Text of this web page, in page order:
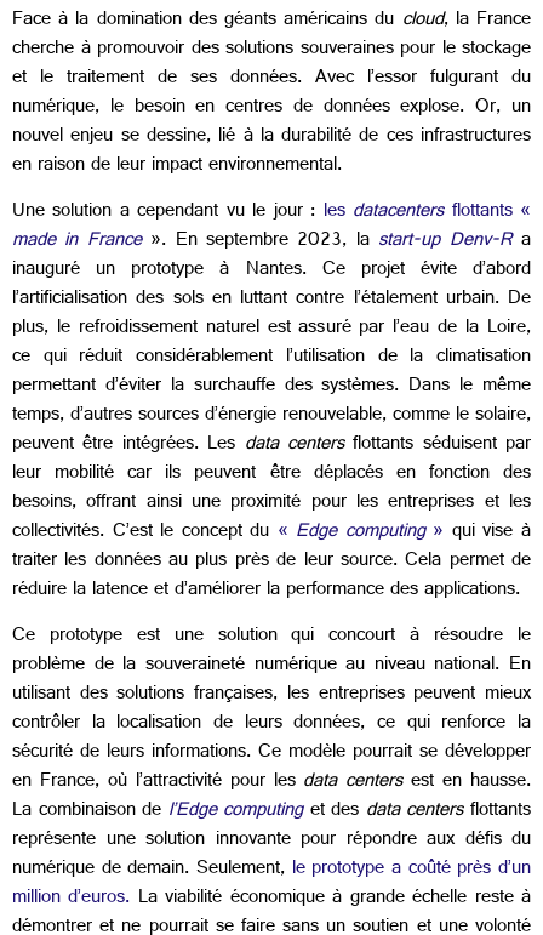
Face à la domination des géants américains du cloud, la France
cherche à promouvoir des solutions souveraines pour le stockage
et le traitement de ses données. Avec l’essor fulgurant du
numérique, le besoin en centres de données explose. Or, un
nouvel enjeu se dessine, lié à la durabilité de ces infrastructures
en raison de leur impact environnemental.
Une solution a cependant vu le jour : les datacentersflottants «
made in France ». En septembre 2023, lastart-up Denv-Ra
inauguré un prototype à Nantes. Ce projet évite d’abord
l’artificialisation des sols en luttant contre l’étalement urbain. De
plus, le refroidissement naturel est assuré par l’eau de la Loire,
ce qui réduit considérablement l’utilisation de la climatisation
permettant d’éviter la surchauffe des systèmes. Dans le même
temps, d’autres sources d’énergie renouvelable, comme le solaire,
peuvent être intégrées. Les data centersflottants séduisent par
leur mobilité car ils peuvent être déplacés en fonction des
besoins, offrant ainsi une proximité pour les entreprises et les
collectivités. C’est le concept du « Edge computing» qui vise à
traiter les données au plus près de leur source. Cela permet de
réduire la latence et d’améliorer la performance des applications.
Ce prototype est une solution qui concourt à résoudre le
problème de la souveraineté numérique au niveau national. En
utilisant des solutions françaises, les entreprises peuvent mieux
contrôler la localisation de leurs données, ce qui renforce la
sécurité de leurs informations.Ce modèle pourrait se développer
en France, où l’attractivité pour les data centersest en hausse.
La combinaison de l’Edge computinget des data centersflottants
représente une solution innovante pour répondre aux défis du
numérique de demain. Seulement, le prototype a coûté près d’un
million d’euros. La viabilité économique à grande échelle reste à